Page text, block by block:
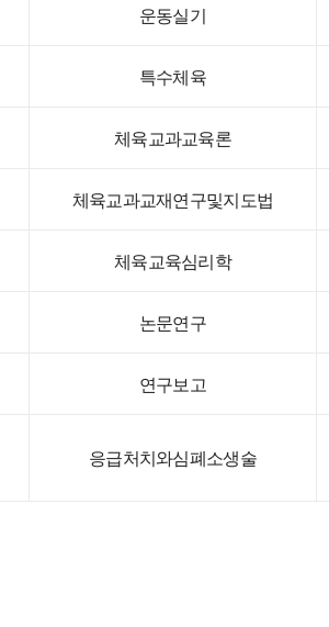
운동실기
특수체육
체육교과교육론
체육교과교재연구및지도법
체육교육심리학
논문연구
연구보고
응급처치와심폐소생술